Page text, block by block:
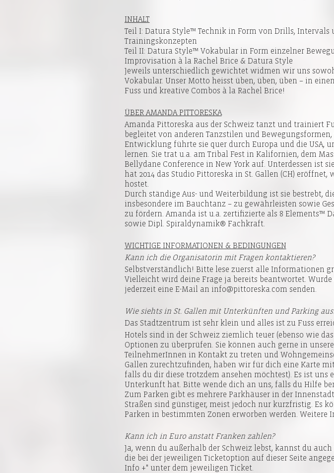
INHALT
Teil I: Datura Style™ Technik in Form von Drills,
Trainingskonzepten
Teil II: Datura Style™ Vokabular in Form einzelner
Improvisation à la Rachel Brice & Datura Style
Jeweils unterschiedlich gewichtet widmen wir uns
Vokabular. Unser Motto heisst üben, üben, üben – in
Fuss und kreative Combos à la Rachel Brice!
ÜBER AMANDA PITTORESKA
Amanda Pittoreska aus der Schweiz tanzt und trainiert
begleitet von anderen Tanzstilen und
Entwicklung führte sie quer durch Europa und die USA,
lernen. Sie trat u.a. am Tribal Fest in Kalifornien, dem
Bellydane Conference in New York auf. Unterdessen
hat 2014 das Studio Pittoreska in St. Gallen (CH)
hostet.
Durch ständige Aus- und Weiterbildung ist sie bestrebt,
insbesondere im Bauchtanz – zu gewährleisten sowie
zu fördern. Amanda ist u.a. zertifizierte als 8 Elements™
sowie Dipl. Spiraldynamik® Fachkraft.
WICHTIGE INFORMATIONEN & BEDINGUNGEN
Kann ich die Organisatorin mit Fragen kontaktieren?
Selbstverständlich! Bitte lese zuerst alle Informationen
Vielleicht wird deine Frage ja bereits beantwortet.
jederzeit eine E-Mail an info@pittoreska.com senden.
Wie siehts in St. Gallen mit Unterkünften und Parking
Das Stadtzentrum ist sehr klein und alles ist zu Fuss
Hotels sind in der Schweiz ziemlich teuer (ebenso wie
Optionen zu überprüfen. Sie können auch gerne in
TeilnehmerInnen in Kontakt zu treten und
Gallen zurechtzufinden, haben wir für dich eine Karte
falls du dir diese trotzdem ansehen möchtest). Es ist
Unterkunft hat. Bitte wende dich an uns, falls du Hilfe
Zum Parken gibt es mehrere Parkhäuser in der
Straßen sind günstiger, meist jedoch nur kurzfristig. Es
Parken in bestimmten Zonen erworben werden. Weitere
Kann ich in Euro anstatt Franken zahlen?
Ja, wenn du außerhalb der Schweiz lebst, kannst du
die bei der jeweiligen Ticketoption auf dieser Seite
Info +" unter dem jeweiligen Ticket.